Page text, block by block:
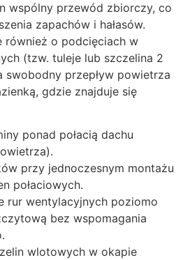
wspólny przewód zbiorczy, co
zapachów i hałasów.
również o podcięciach w
(tzw. tuleje lub szczelina 2
swobodny przepływ powietrza
gdzie znajduje się
ponad połacią dachu
przy jednoczesnym montażu
połaciowych.
rur wentylacyjnych poziomo
bez wspomagania
wlotowych w okapie